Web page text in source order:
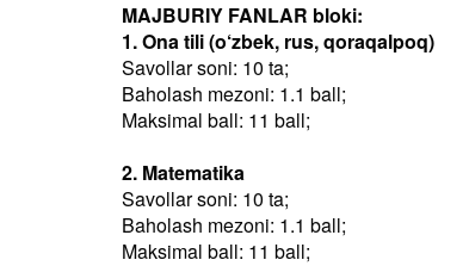
MAJBURIY FANLAR bloki:
1. Ona tili (o‘zbek, rus, qoraqalpoq)
Savollar soni: 10 ta;
Baholash mezoni: 1.1 ball;
Maksimal ball: 11 ball;
2. Matematika
Savollar soni: 10 ta;
Baholash mezoni: 1.1 ball;
Maksimal ball: 11 ball;